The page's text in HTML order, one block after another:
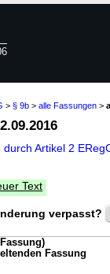
> § 9b > alle Fassungen >
Artikel 2
Text
verpasst?
Fassung